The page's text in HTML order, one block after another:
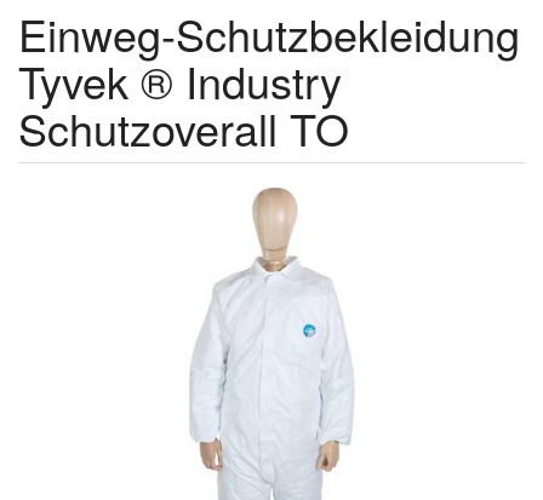
Einweg-Schutzbekleidung
Tyvek ® Industry
Schutzoverall TO